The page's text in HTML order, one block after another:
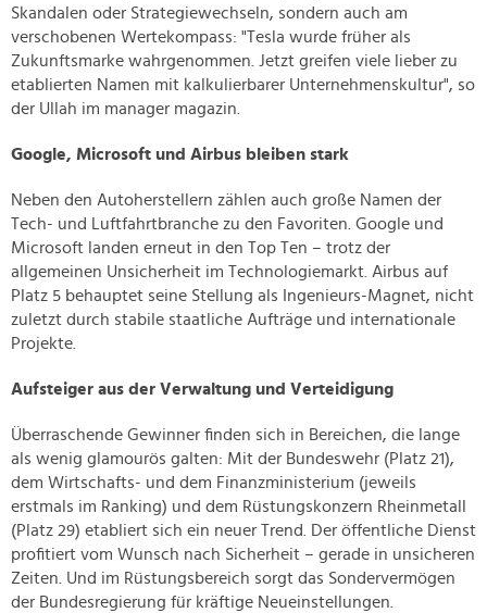
Skandalen oder Strategiewechseln, sondern auch am
verschobenen Wertekompass: "Tesla wurde früher als
Zukunftsmarke wahrgenommen. Jetzt greifen viele lieber zu
etablierten Namen mit kalkulierbarer Unternehmenskultur", so
der Ullah im manager magazin.
Google, Microsoft und Airbus bleiben stark
Neben den Autoherstellern zählen auch große Namen der
Tech- und Luftfahrtbranche zu den Favoriten. Google und
Microsoft landen erneut in den Top Ten – trotz der
allgemeinen Unsicherheit im Technologiemarkt. Airbus auf
Platz 5 behauptet seine Stellung als Ingenieurs-Magnet, nicht
zuletzt durch stabile staatliche Aufträge und internationale
Projekte.
Aufsteiger aus der Verwaltung und Verteidigung
Überraschende Gewinner finden sich in Bereichen, die lange
als wenig glamourös galten: Mit der Bundeswehr (Platz 21),
dem Wirtschafts- und dem Finanzministerium (jeweils
erstmals im Ranking) und dem Rüstungskonzern Rheinmetall
(Platz 29) etabliert sich ein neuer Trend. Der öffentliche Dienst
profitiert vom Wunsch nach Sicherheit – gerade in unsicheren
Zeiten. Und im Rüstungsbereich sorgt das Sondervermögen
der Bundesregierung für kräftige Neueinstellungen.